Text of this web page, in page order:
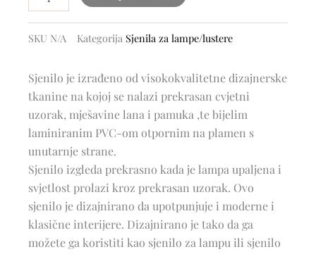
SKU N/A Kategorija Sjenila za lampe/lustere
Sjenilo je izrađeno od visokokvalitetne dizajnerske
tkanine na kojoj se nalazi prekrasan cvjetni
uzorak, mješavine lana i pamuka ,te bijelim
laminiranim PVC-om otpornim na plamen s
unutarnje strane.
Sjenilo izgleda prekrasno kada je lampa upaljena i
svjetlost prolazi kroz prekrasan uzorak. Ovo
sjenilo je dizajnirano da upotpunjuje i moderne i
klasične interijere. Dizajnirano je tako da ga
možete ga koristiti kao sjenilo za lampu ili sjenilo